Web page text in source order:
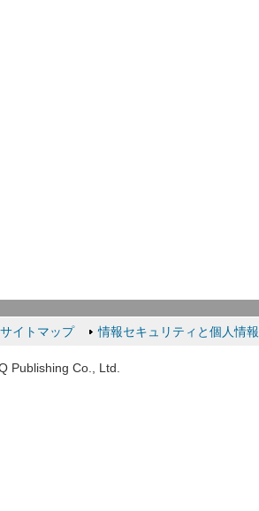
サイトマップ 情報セキュリティと個人情
Publishing Co., Ltd.